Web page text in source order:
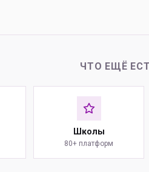
ЧТО ЕЩЁ
Школы
80+ платформ